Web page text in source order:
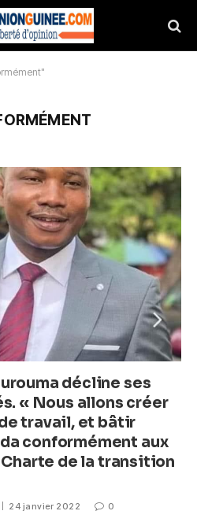
décline ses
« Nous allons créer
travail, et bâtir
conformément aux
de la transition
24 janvier 2022 0